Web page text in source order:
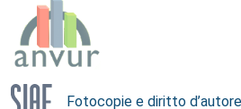
Fotocopie e diritto